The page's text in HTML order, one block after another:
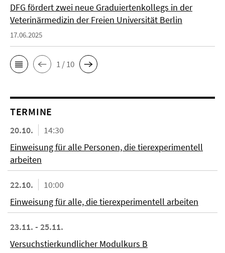
DFG fördert zwei neue Graduiertenkollegs in der
Veterinärmedizin der Freien Universität Berlin
17.06.2025
1 / 10
TERMINE
20.10.
14:30
Einweisung für alle Personen, die tierexperimentell
arbeiten
22.10.
10:00
Einweisung für alle, die tierexperimentell arbeiten
23.11. - 25.11.
Versuchstierkundlicher Modulkurs B